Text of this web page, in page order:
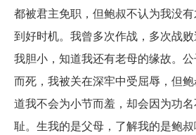
都被君主免职，但鲍叔不认为我没
到好时机。我曾多次作战，多次战
我胆小，知道我还有老母的缘故。
而死，我被关在深牢中受屈辱，但
道我不会为小节而羞，却会因为功
耻。生我的是父母，了解我的是鲍叔